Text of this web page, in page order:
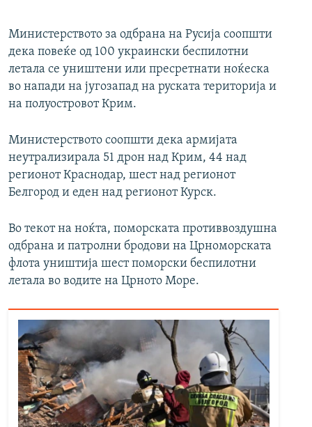
Министерството за одбрана на Русија соопшти
дека повеќе од 100 украински беспилотни
летала се уништени или пресретнати ноќеска
во напади на југозапад на руската територија и
на полуостровот Крим.
Министерството соопшти дека армијата
неутрализирала 51 дрон над Крим, 44 над
регионот Краснодар, шест над регионот
Белгород и еден над регионот Курск.
Во текот на ноќта, поморската противвоздушна
одбрана и патролни бродови на Црноморската
флота уништија шест поморски беспилотни
летала во водите на Црното Море.